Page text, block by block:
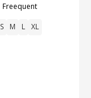
Freequent
S M L XL